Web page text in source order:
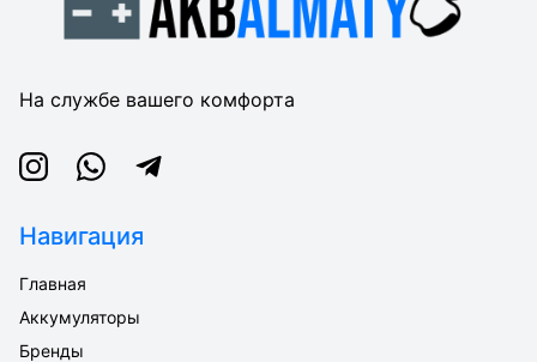
На службе вашего комфорта
InstagramWhatsappTelegram
Навигация
Главная
Аккумуляторы
Бренды